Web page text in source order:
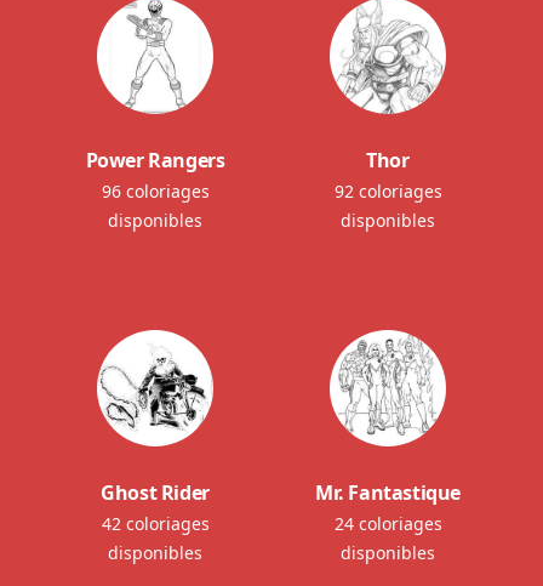
Power Rangers
96 coloriages
disponibles
Thor
92 coloriages
disponibles
Ghost Rider
42 coloriages
disponibles
Mr. Fantastique
24 coloriages
disponibles